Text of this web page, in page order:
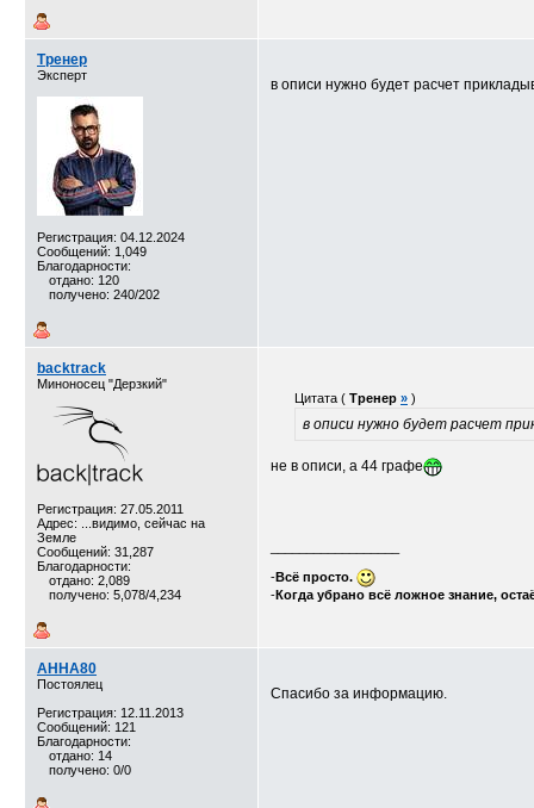
Тренер
Эксперт
Регистрация: 04.12.2024
Сообщений: 1,049
Благодарности:
отдано: 120
получено: 240/202
в описи нужно будет расчет
backtrack
Миноносец "Дерзкий"
Регистрация: 27.05.2011
Адрес: ...видимо, сейчас на
Земле
Сообщений: 31,287
Благодарности:
отдано: 2,089
получено: 5,078/4,234
Цитата ( Тренер » )
в описи нужно будет расчет
не в описи, а 44 графе
-Всё просто.
-Когда убрано всё ложное знание,
АННА80
Постоялец
Регистрация: 12.11.2013
Сообщений: 121
Благодарности:
отдано: 14
получено: 0/0
Спасибо за информацию.